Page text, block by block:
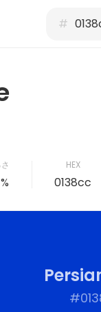
#
HEX
0138cc